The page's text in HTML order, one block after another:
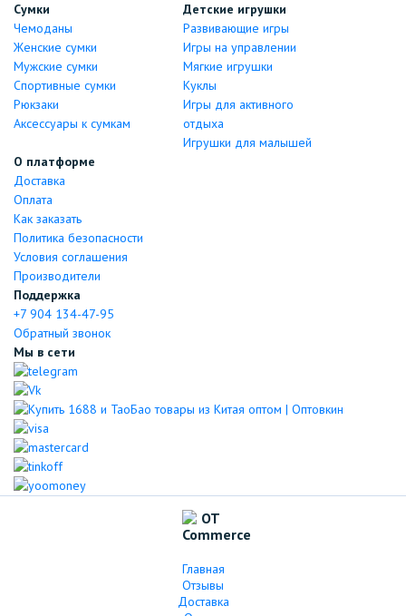
Сумки
Чемоданы
Женские сумки
Мужские сумки
Спортивные сумки
Рюкзаки
Аксессуары к сумкам
Детские игрушки
Развивающие игры
Игры на управлении
Мягкие игрушки
Куклы
Игры для активного
отдыха
Игрушки для малышей
О платформе
Доставка
Оплата
Как заказать
Политика безопасности
Условия соглашения
Производители
Поддержка
+7 904 134-47-95
Обратный звонок
Мы в сети
Главная
Отзывы
Доставка